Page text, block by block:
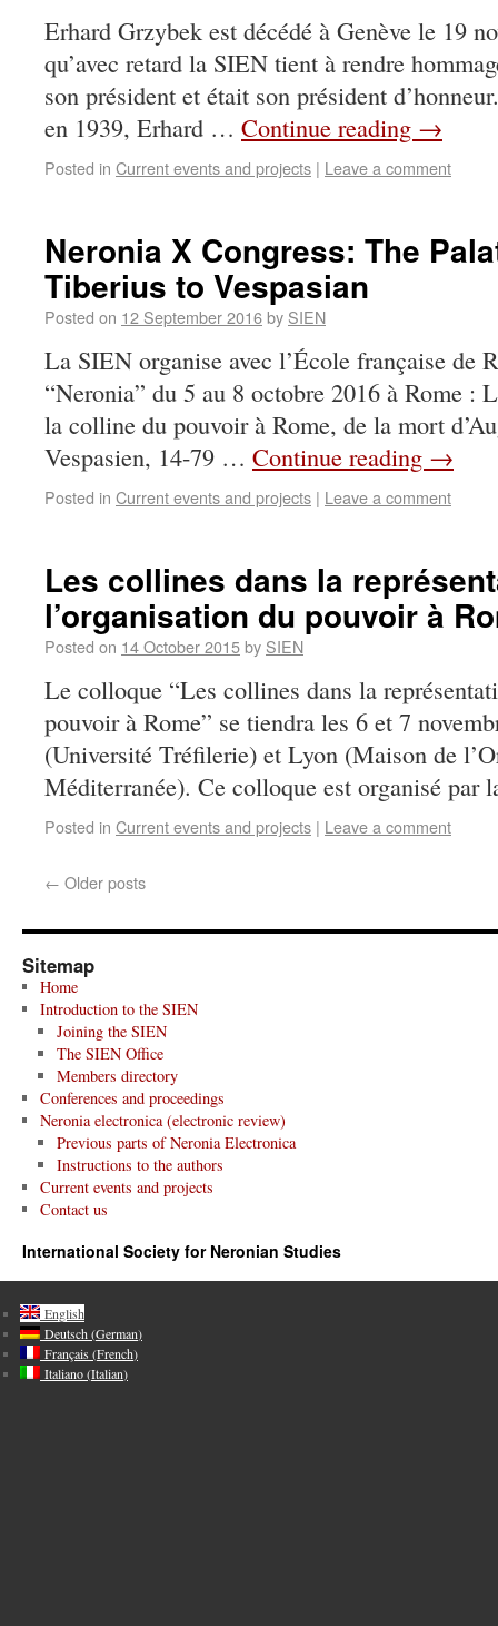
Erhard Grzybek est décédé à Genève le 19
qu’avec retard la SIEN tient à rendre
son président et était son président
en 1939, Erhard … Continue reading →
Posted in Current events and projects | Leave a comment
Neronia X Congress: The
Tiberius to Vespasian
Posted on 12 September 2016by SIEN
La SIEN organise avec l’École française de
“Neronia” du 5 au 8 octobre 2016 à Rome :
la colline du pouvoir à Rome, de la mort
Vespasien, 14-79 … Continue reading →
Posted in Current events and projects | Leave a comment
Les collines dans la
l’organisation du pouvoir à
Posted on 14 October 2015by SIEN
Le colloque “Les collines dans la
pouvoir à Rome” se tiendra les 6 et 7
(Université Tréfilerie) et Lyon (Maison de
Méditerranée). Ce colloque est organisé
Posted in Current events and projects | Leave a comment
← Older posts
Sitemap
Home
Introduction to the SIEN
Joining the SIEN
The SIEN Office
Members directory
Conferences and proceedings
Neronia electronica (electronic review)
Previous parts of Neronia Electronica
Instructions to the authors
Current events and projects
Contact us
International Society for Neronian Studies
English
Deutsch (German)
Français (French)
Italiano(Italian)